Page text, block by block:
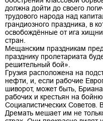
должна дойти до своего
трудового народа над
грандиозного праздника, в
освобождённые от ига
стран.
Мещанским праздникам
празднику пролетариата
решительный бой».
Грузия расположена на
нефти, и, если рабочие
шиворот, может быть,
рабочих и крестьян на
Социалистических
Дремать мешает им не